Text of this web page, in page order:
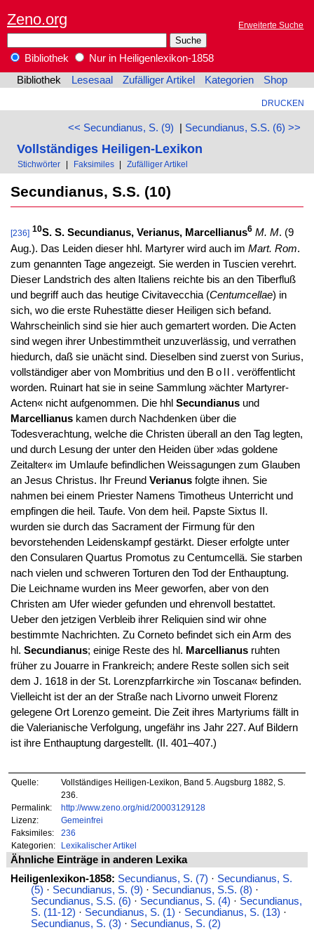
Zeno.org Erweiterte Suche
Bibliothek
Nur in Heiligenlexikon-1858
Bibliothek
Lesesaal Zufälliger Artikel Kategorien Shop
DRUCKEN
<< Secundianus, S. (9) | Secundianus, S.S. (6) >>
Vollständiges Heiligen-Lexikon
Stichwörter | Faksimiles | Zufälliger Artikel
Secundianus, S.S. (10)
[236] 10S. S. Secundianus, Verianus, Marcellianus6 M. M. (9
Aug.). Das Leiden dieser hhl. Martyrer wird auch im Mart. Rom.
zum genannten Tage angezeigt. Sie werden in Tuscien verehrt.
Dieser Landstrich des alten Italiens reichte bis an den Tiberfluß
und begriff auch das heutige Civitavecchia (Centumcellae) in
sich, wo die erste Ruhestätte dieser Heiligen sich befand.
Wahrscheinlich sind sie hier auch gemartert worden. Die Acten
sind wegen ihrer Unbestimmtheit unzuverlässig, und verrathen
hiedurch, daß sie unächt sind. Dieselben sind zuerst von Surius,
vollständiger aber von Mombritius und den Boll . veröffentlicht
worden. Ruinart hat sie in seine Sammlung »ächter Martyrer-
Acten« nicht aufgenommen. Die hhl Secundianusund
Marcellianuskamen durch Nachdenken über die
Todesverachtung, welche die Christen überall an den Tag legten,
und durch Lesung der unter den Heiden über »das goldene
Zeitalter« im Umlaufe befindlichen Weissagungen zum Glauben
an Jesus Christus. Ihr Freund Verianusfolgte ihnen. Sie
nahmen bei einem Priester Namens Timotheus Unterricht und
empfingen die heil. Taufe. Von dem heil. Papste Sixtus II.
wurden sie durch das Sacrament der Firmung für den
bevorstehenden Leidenskampf gestärkt. Dieser erfolgte unter
den Consularen Quartus Promotus zu Centumcellä. Sie starben
nach vielen und schweren Torturen den Tod der Enthauptung.
Die Leichname wurden ins Meer geworfen, aber von den
Christen am Ufer wieder gefunden und ehrenvoll bestattet.
Ueber den jetzigen Verbleib ihrer Reliquien sind wir ohne
bestimmte Nachrichten. Zu Corneto befindet sich ein Arm des
hl. Secundianus; einige Reste des hl. Marcellianusruhten
früher zu Jouarre in Frankreich; andere Reste sollen sich seit
dem J. 1618 in der St. Lorenzpfarrkirche »in Toscana« befinden.
Vielleicht ist der an der Straße nach Livorno unweit Florenz
gelegene Ort Lorenzo gemeint. Die Zeit ihres Martyriums fällt in
die Valerianische Verfolgung, ungefähr ins Jahr 227. Auf Bildern
ist ihre Enthauptung dargestellt. (II. 401–407.)
Quelle:
Vollständiges Heiligen-Lexikon, Band 5. Augsburg 1882, S.
236.
Permalink:
http://www.zeno.org/nid/20003129128
Lizenz:
Gemeinfrei
Faksimiles:
236
Kategorien:
Lexikalischer Artikel
Ähnliche Einträge in anderen Lexika
Heiligenlexikon-1858: Secundianus, S. (7) · Secundianus, S.
(5) · Secundianus, S. (9) · Secundianus, S.S. (8) ·
Secundianus, S.S. (6) · Secundianus, S. (4) · Secundianus,
S. (11-12) · Secundianus, S. (1) · Secundianus, S. (13) ·
Secundianus, S. (3) · Secundianus, S. (2)